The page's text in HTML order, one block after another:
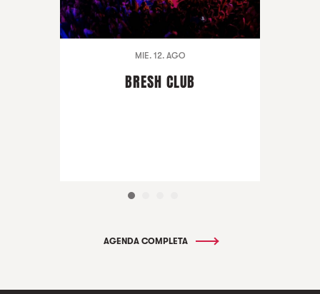
MIE. 12. AGO
BRESH CLUB
AGENDA COMPLETA